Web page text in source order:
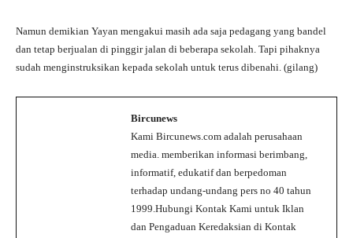
Namun demikian Yayan mengakui masih ada saja pedagang yang bandel
dan tetap berjualan di pinggir jalan di beberapa sekolah. Tapi pihaknya
sudah menginstruksikan kepada sekolah untuk terus dibenahi. (gilang)
Bircunews
Kami Bircunews.com adalah perusahaan
media. memberikan informasi berimbang,
informatif, edukatif dan berpedoman
terhadap undang-undang pers no 40 tahun
1999.Hubungi Kontak Kami untuk Iklan
dan Pengaduan Keredaksian di Kontak